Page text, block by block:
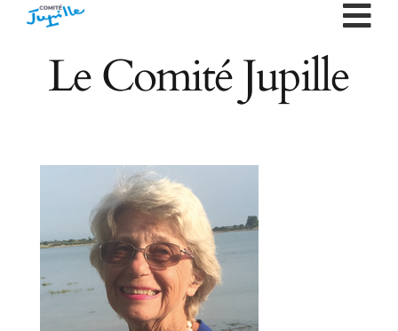
Passer
contenuLe Comité Jupille